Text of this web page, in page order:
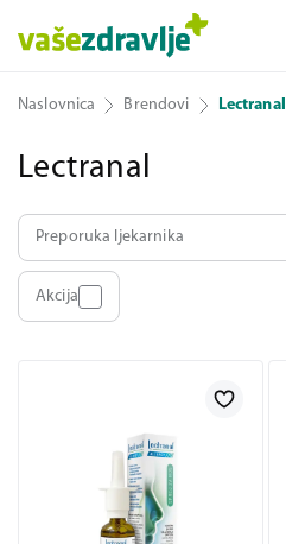
Naslovnica Brendovi Lectranal
Lectranal
Akcija
Preporuka ljekarnika